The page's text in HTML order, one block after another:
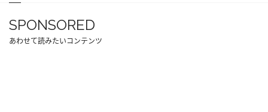
SPONSORED
あわせて読みたいコンテンツ